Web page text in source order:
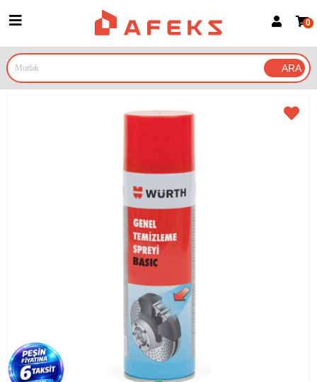
Google İle Bağlan
0